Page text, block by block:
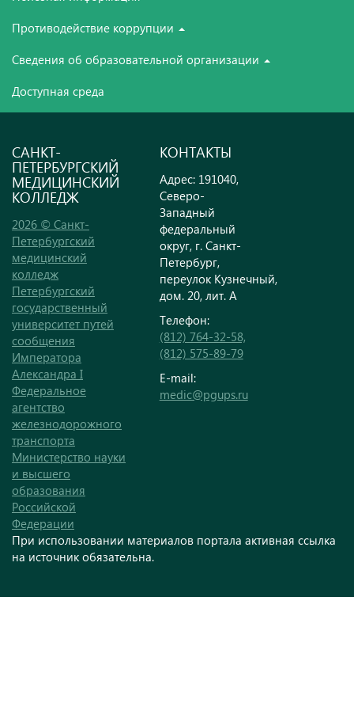
Противодействие коррупции
Сведения об образовательной организации
Доступная среда
САНКТ-
ПЕТЕРБУРГСКИЙ
МЕДИЦИНСКИЙ
КОЛЛЕДЖ
2026 © Санкт-
Петербургский
медицинский
колледж
Петербургский
государственный
университет путей
сообщения
Императора
Александра I
Федеральное
агентство
железнодорожного
транспорта
Министерство науки
и высшего
образования
Российской
Федерации
КОНТАКТЫ
Адрес: 191040,
Северо-
Западный
федеральный
округ, г. Санкт-
Петербург,
переулок Кузнечный,
дом. 20, лит. А
Телефон:
(812) 764-32-58,
(812) 575-89-79
E-mail:
medic@pgups.ru
При использовании материалов портала активная ссылка
на источник обязательна.